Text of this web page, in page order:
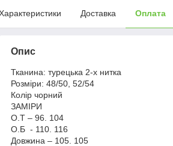
Доставка Оплата
Опис
Тканина: турецька 2-х нитка
Розміри: 48/50, 52/54
Колір чорний
ЗАМІРИ
О.Т – 96. 104
О.Б - 110. 116
Довжина – 105. 105